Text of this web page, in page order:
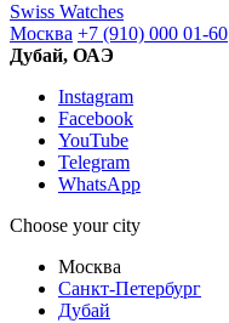
Swiss Watches
Москва +7 (910) 000 01-60
Дубай, ОАЭ
Instagram
Facebook
YouTube
Telegram
WhatsApp
Choose your city
Москва
Санкт-Петербург
Дубай